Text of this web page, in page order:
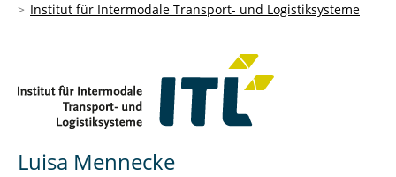
Institut für Intermodale Transport- und Logistiksysteme
Luisa Mennecke